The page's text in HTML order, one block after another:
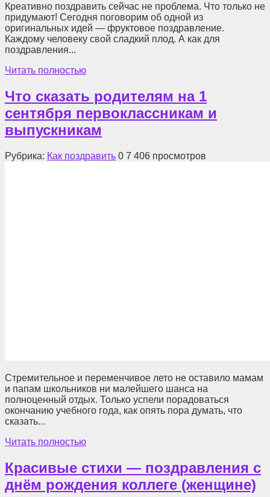
Креативно поздравить сейчас не проблема. Что только не
придумают! Сегодня поговорим об одной из
оригинальных идей — фруктовое поздравление.
Каждому человеку свой сладкий плод. А как для
поздравления...
Читать полностью
Что сказать родителям на 1
сентября первоклассникам и
выпускникам
Рубрика: Как поздравить 0 7 406 просмотров
Стремительное и переменчивое лето не оставило мамам
и папам школьников ни малейшего шанса на
полноценный отдых. Только успели порадоваться
окончанию учебного года, как опять пора думать, что
сказать...
Читать полностью
Красивые стихи — поздравления с
днём рождения коллеге (женщине)